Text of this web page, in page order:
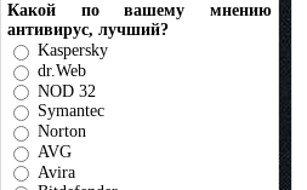
Какой по вашему мнению
антивирус, лучший?
Kaspersky
dr.Web
NOD 32
Symantec
Norton
AVG
Avira